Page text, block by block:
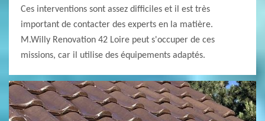
Ces interventions sont assez difficiles et il est très
important de contacter des experts en la matière.
M.Willy Renovation 42 Loire peut s'occuper de ces
missions, car il utilise des équipements adaptés.